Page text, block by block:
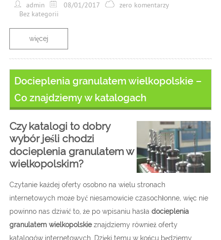
admin 08/01/2017
zero komentarzy
Bez kategorii
więcej
Docieplenia granulatem wielkopolskie –
Co znajdziemy w katalogach
Czy katalogi to dobry
wybór jeśli chodzi
docieplenia granulatem w
wielkopolskim?
Czytanie każdej oferty osobno na wielu stronach
internetowych może być niesamowicie czasochłonne, więc nie
powinno nas dziwić to, że po wpisaniu hasła docieplenia
granulatem wielkopolskieznajdziemy również oferty
katalogów internetowych. Dzięki temu w końcu będziemy